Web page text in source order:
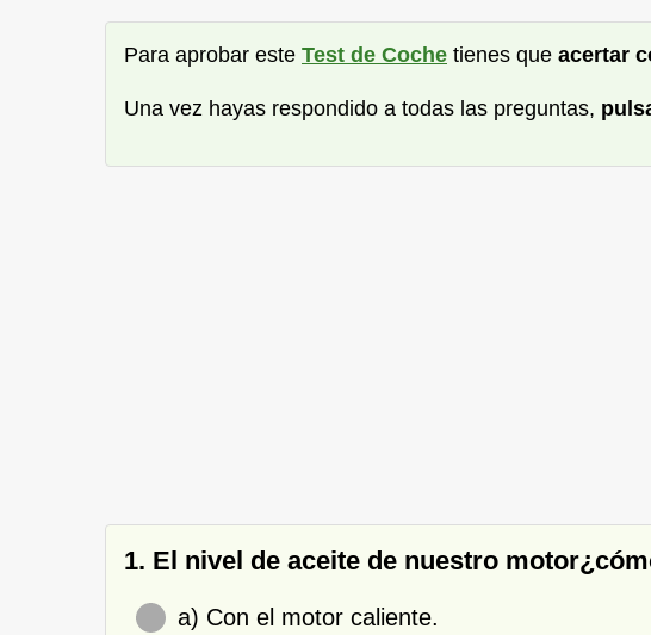
Para aprobar este Test de Coche tienes que acertar
Una vez hayas respondido a todas las preguntas,
1. El nivel de aceite de nuestro
a) Con el motor caliente.